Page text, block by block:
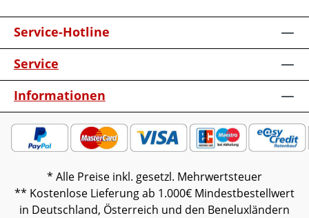
Service-Hotline
Service
Informationen
* Alle Preise inkl. gesetzl. Mehrwertsteuer
** Kostenlose Lieferung ab 1.000€ Mindestbestellwert
in Deutschland, Österreich und den Beneluxländern